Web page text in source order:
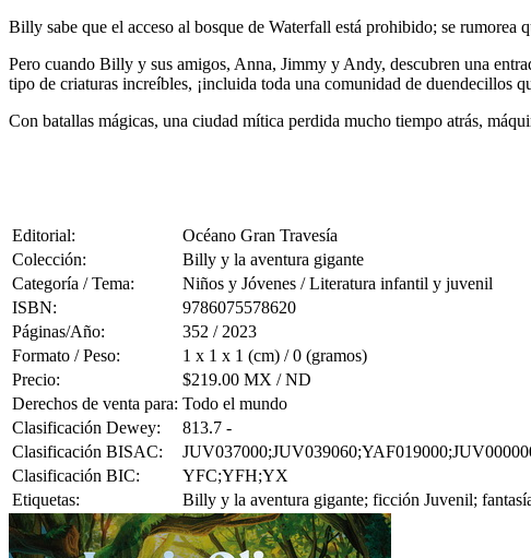
Billy sabe que el acceso al bosque de Waterfall está prohibido; se rumorea
Pero cuando Billy y sus amigos, Anna, Jimmy y Andy, descubren una
tipo de criaturas increíbles, ¡incluida toda una comunidad de duendecillos
Con batallas mágicas, una ciudad mítica perdida mucho tiempo atrás,
Editorial:
Océano Gran Travesía
Colección:
Billy y la aventura gigante
Categoría / Tema:
Niños y Jóvenes / Literatura infantil y juvenil
ISBN:
9786075578620
Páginas/Año:
352 / 2023
Formato / Peso:
1 x 1 x 1 (cm) / 0 (gramos)
Precio:
$219.00 MX / ND
Derechos de venta para: Todo el mundo
Clasificación Dewey:
813.7 -
Clasificación BISAC:
Clasificación BIC:
YFC;YFH;YX
Etiquetas:
Billy y la aventura gigante; ficción Juvenil;